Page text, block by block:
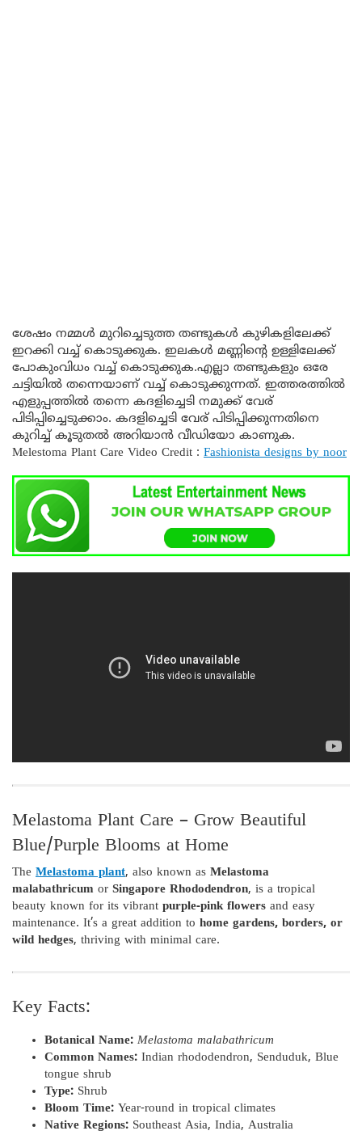
ശേഷം നമ്മൾ മുറിച്ചെടുത്ത തണ്ടുകൾ കുഴികളിലേക്ക്
ഇറക്കി വച്ച് കൊടുക്കുക. ഇലകൾ മണ്ണിന്റെ ഉള്ളിലേക്ക്
പോകുംവിധം വച്ച് കൊടുക്കുക.എല്ലാ തണ്ടുകളും ഒരേ
ചട്ടിയിൽ തന്നെയാണ് വച്ച് കൊടുക്കുന്നത്. ഇത്തരത്തിൽ
എളുപ്പത്തിൽ തന്നെ കദളിച്ചെടി നമുക്ക് വേര്
പിടിപ്പിച്ചെടുക്കാം. കദളിച്ചെടി വേര് പിടിപ്പിക്കുന്നതിനെ
കുറിച്ച് കൂടുതൽ അറിയാൻ വീഡിയോ കാണുക.
Melestoma Plant Care Video Credit : Fashionista designs by noor
Melastoma Plant Care – Grow Beautiful
Blue/Purple Blooms at Home
The Melastoma plant, also known as Melastoma
malabathricum or Singapore Rhododendron, is a tropical
beauty known for its vibrant purple-pink flowers and easy
maintenance. It’s a great addition to home gardens, borders, or
wild hedges, thriving with minimal care.
Key Facts:
Botanical Name: Melastoma malabathricum
Common Names: Indian rhododendron, Senduduk, Blue
tongue shrub
Type: Shrub
Bloom Time: Year-round in tropical climates
Native Regions: Southeast Asia, India, Australia